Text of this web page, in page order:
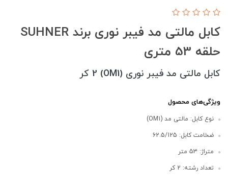
کابل مالتی مد فیبر نوری برند SUHNER
حلقه 53 متری
کابل مالتی مد فیبر نوری (OM1) 2 کر
ویژگی‌های محصول
نوع کابل: مالتی مد (OM1)
ضخامت کابل: 62.5/125
متراژ: 53 متر
تعداد رشته: 2 کر